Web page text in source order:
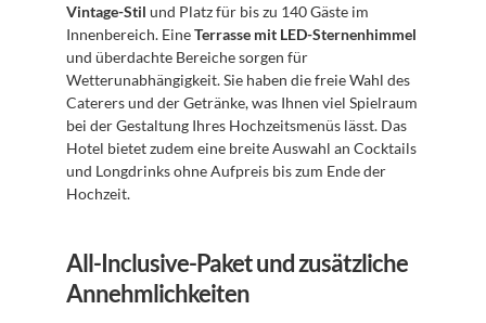
Vintage-Stil und Platz für bis zu 140 Gäste im
Innenbereich. Eine Terrasse mit LED-Sternenhimmel
und überdachte Bereiche sorgen für
Wetterunabhängigkeit. Sie haben die freie Wahl des
Caterers und der Getränke, was Ihnen viel Spielraum
bei der Gestaltung Ihres Hochzeitsmenüs lässt. Das
Hotel bietet zudem eine breite Auswahl an Cocktails
und Longdrinks ohne Aufpreis bis zum Ende der
Hochzeit.
All-Inclusive-Paket und zusätzliche
Annehmlichkeiten